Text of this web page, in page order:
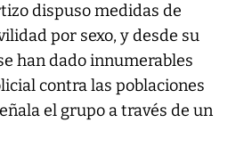
dispuso medidas de
por sexo, y desde su
han dado innumerables
contra las poblaciones
el grupo a través de un